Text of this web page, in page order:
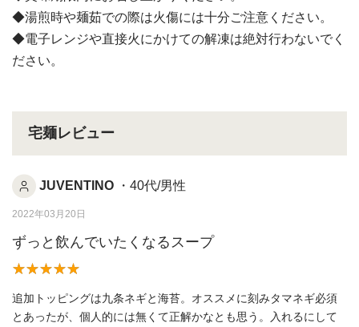
◆湯煎時や麺茹での際は火傷には十分ご注意ください。
◆電子レンジや直接火にかけての解凍は絶対行わないでく
ださい。
宅麺レビュー
JUVENTINO ・40代/男性
2022年03月20日
ずっと飲んでいたくなるスープ
追加トッピングは九条ネギと海苔。オススメに刻みタマネギ必須
とあったが、個人的には無くて正解かなとも思う。入れるにして